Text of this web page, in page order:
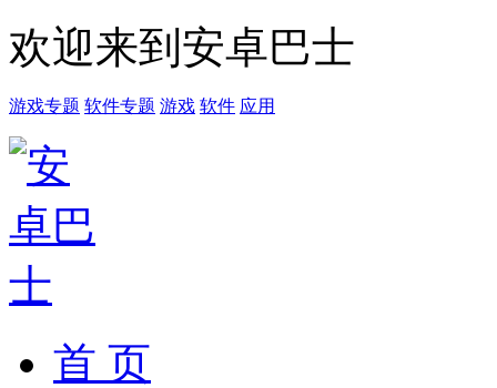
欢迎来到安卓巴士
游戏专题 软件专题 游戏 软件 应用
首 页